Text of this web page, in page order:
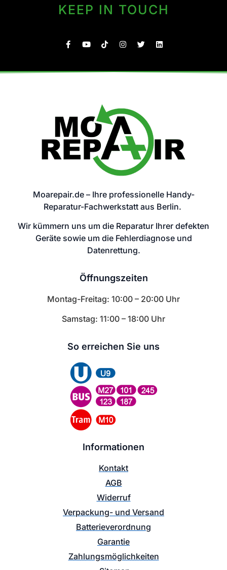
KEEP IN TOUCH
Moarepair.de – Ihre professionelle Handy-
Reparatur-Fachwerkstatt aus Berlin.
Wir kümmern uns um die Reparatur Ihrer defekten
Geräte sowie um die Fehlerdiagnose und
Datenrettung.
Öffnungszeiten
Montag-Freitag: 10:00 – 20:00 Uhr
Samstag: 11:00 – 18:00 Uhr
So erreichen Sie uns
Informationen
Kontakt
AGB
Widerruf
Verpackung- und Versand
Batterieverordnung
Garantie
Zahlungsmöglichkeiten